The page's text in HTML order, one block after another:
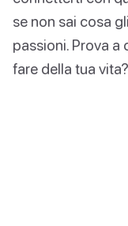
se non sai cosa
passioni. Prova a
fare della tua